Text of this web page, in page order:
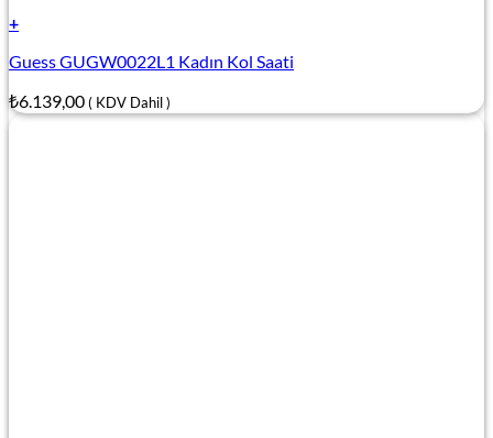
+
Guess GUGW0022L1 Kadın Kol Saati
₺6.139,00( KDV Dahil )